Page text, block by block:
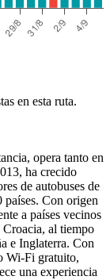
en esta ruta.
opera tanto en
ha crecido
de autobuses de
países. Con origen
a países vecinos
al tiempo
e Inglaterra. Con
Wi-Fi gratuito,
una experiencia